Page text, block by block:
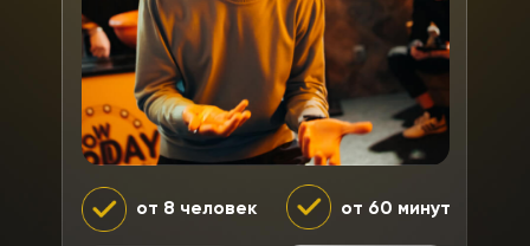
от 8 человек от 60 минут